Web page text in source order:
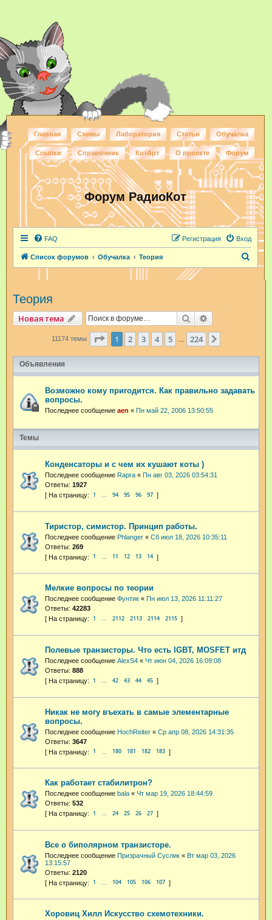
Главная Схемы Лаборатория Статьи Обучалка
Ссылки Справочник КотАрт О проекте Форум
Форум РадиоКот
FAQ Вход
Регистрация
Список форумов Обучалка Теория
Теория
Новая тема Поиск
11174 темы Страница из 224
1 2 3 4 5 224
Объявления
Возможно кому пригодится. Как правильно задавать
вопросы.
Последнее сообщение aen « Пн май 22, 2006 13:50:55
Темы
Конденсаторы и с чем их кушают коты )
Последнее сообщение Rapra « Пн авг 03, 2026 03:54:31
Ответы: 1927
1 … 94 95 96 97
Тиристор, симистор. Принцип работы.
Последнее сообщение Phlanger « Сб июл 18, 2026 10:35:11
Ответы: 269
1 11 12 13 14
Мелкие вопросы по теории
Последнее сообщение Фунтик « Пн июл 13, 2026 11:11:27
Ответы: 42283
1 … 2112 2113 2114 2115
Полевые транзисторы. Что есть IGBT, MOSFET итд
Последнее сообщение AlexS4 « Чт июн 04, 2026 16:09:08
Ответы: 888
1 … 42 43 44 45
Никак не могу въехать в самые элементарные
вопросы.
Последнее сообщение HochReiter « Ср апр 08, 2026 14:31:35
Ответы: 3647
1 180 181 182 183
Как работает стабилитрон?
Последнее сообщение bala « Чт мар 19, 2026 18:44:59
Ответы: 532
1 … 24 25 26 27
Все о биполярном транзисторе.
Последнее сообщение Призрачный Суслик « Вт мар 03, 2026
13:15:57
Ответы: 2120
1 104 105 106 107
Хоровиц Хилл Искусство схемотехники.